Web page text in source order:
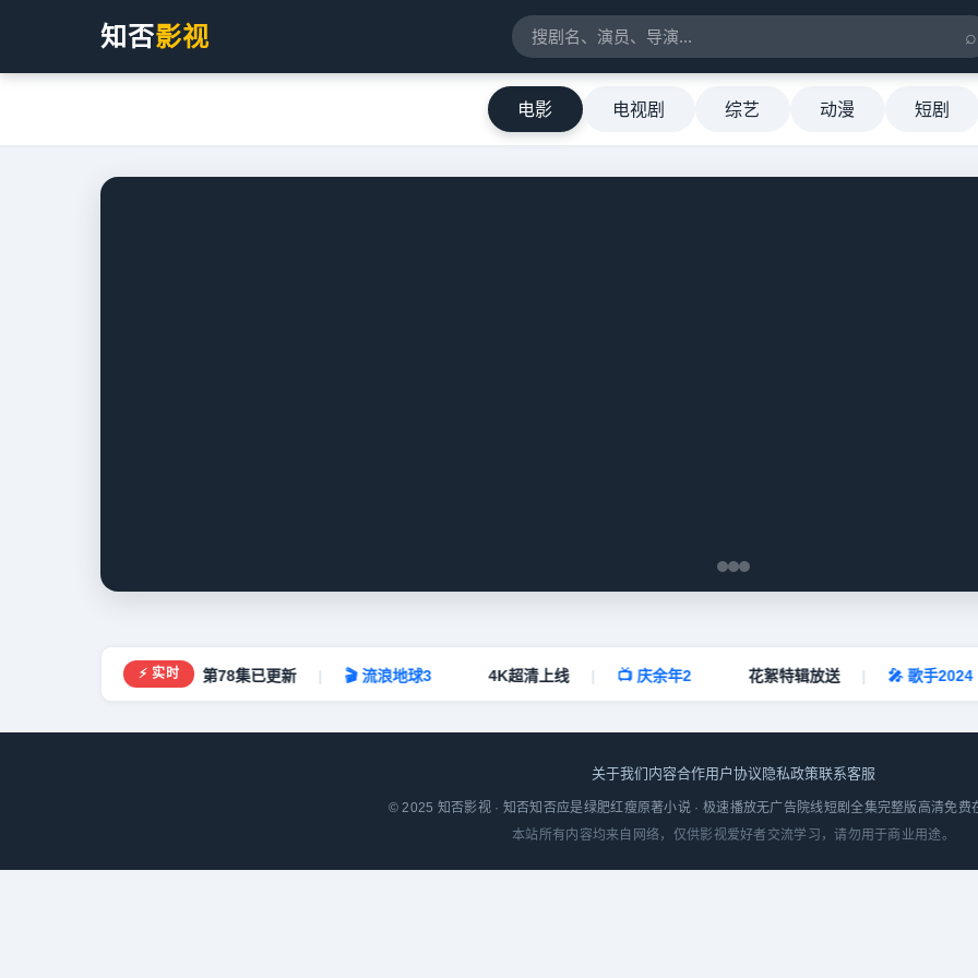
知否影视 ⌕
电影 电视剧 综艺 动漫 短剧
⚡ 实时
知否应是绿肥红瘦 第78集已更新 🎬 流浪地球3 4K超清上线 📺 庆余年2 花絮特辑放送 🎤 歌手2024
关于我们 内容合作用户协议 隐私政策联系客服
© 2025 知否影视 · 知否知否应是绿肥红瘦原著小说 · 极速播放无广告院线短剧全集完整版高清免费
本站所有内容均来自网络，仅供影视爱好者交流学习，请勿用于商业用途。